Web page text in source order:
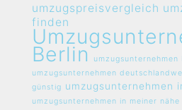
umzugspreisvergleich
finden
Berlin
umzugsunternehmen
günstig umzugsunternehmen
umzugsunternehmen in meiner nähe